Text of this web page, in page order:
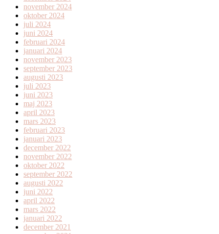
november 2024
oktober 2024
juli 2024
juni 2024
februari 2024
januari 2024
november 2023
september 2023
augusti 2023
juli 2023
juni 2023
maj 2023
april 2023
mars 2023
februari 2023
januari 2023
december 2022
november 2022
oktober 2022
september 2022
augusti 2022
juni 2022
april 2022
mars 2022
januari 2022
december 2021